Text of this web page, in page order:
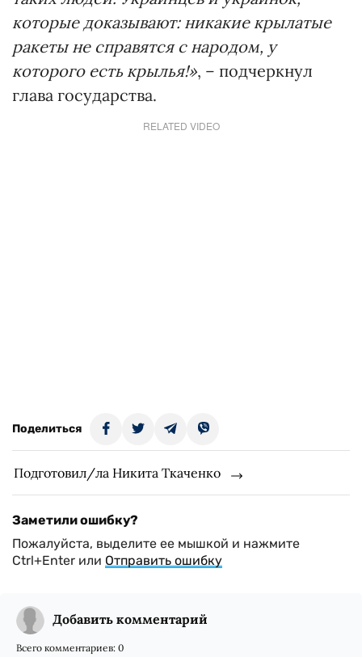
которые доказывают: никакие крылатые
ракеты не справятся с народом, у
которого есть крылья!», – подчеркнул
глава государства.
RELATED VIDEO
Поделиться
Подготовил/ла Никита Ткаченко
Заметили ошибку?
Пожалуйста, выделите ее мышкой и нажмите
Ctrl+Enter или Отправить ошибку
Добавить комментарий
Всего комментариев: 0